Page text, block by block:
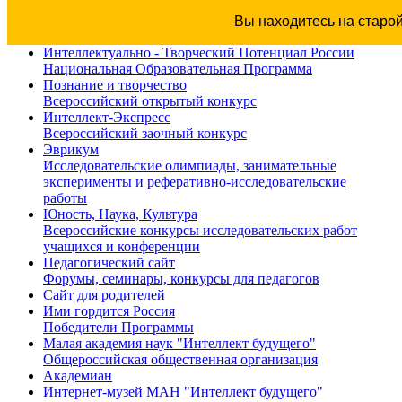
Вы находитесь на
Интеллектуально - Творческий Потенциал России
Национальная Образовательная Программа
Познание и творчество
Всероссийский открытый конкурс
Интеллект-Экспресс
Всероссийский заочный конкурс
Эврикум
Исследовательские олимпиады, занимательные
эксперименты и реферативно-исследовательские
работы
Юность, Наука, Культура
Всероссийские конкурсы исследовательских работ
учащихся и конференции
Педагогический сайт
Форумы, семинары, конкурсы для педагогов
Сайт для родителей
Ими гордится Россия
Победители Программы
Малая академия наук "Интеллект будущего"
Общероссийская общественная организация
Академиан
Интернет-музей МАН "Интеллект будущего"